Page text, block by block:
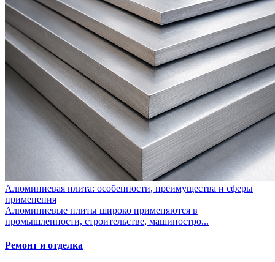
Алюминиевая плита: особенности, преимущества и сферы
применения
Алюминиевые плиты широко применяются в
промышленности, строительстве, машиностро...
Ремонт и отделка